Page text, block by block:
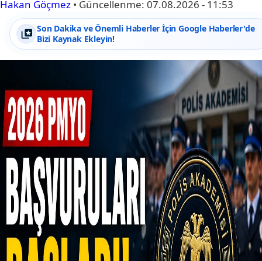
Hakan Göçmez • Güncellenme: 07.08.2026 - 11:53
Son Dakika ve Önemli Haberler İçin Google Haberler'de
Bizi Kaynak Ekleyin!